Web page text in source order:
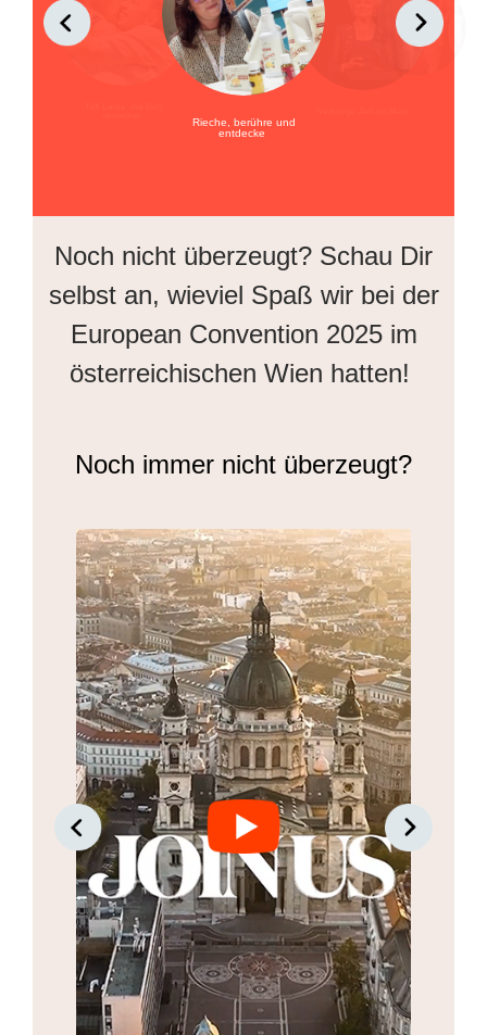
Rieche, berühre und
entdecke
Noch nicht überzeugt? Schau Dir
selbst an, wieviel Spaß wir bei der
European Convention 2025 im
österreichischen Wien hatten!
Noch immer nicht überzeugt?